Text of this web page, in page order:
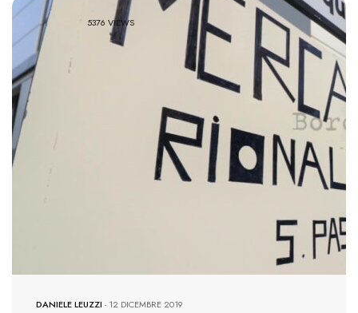
5376 VIEWS
DANIELE LEUZZI -12 DICEMBRE 2019